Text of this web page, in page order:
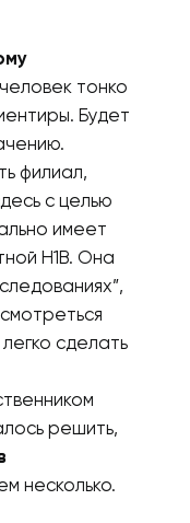
тонко
Будет
филиал,
с целью
имеет
Н1В. Она
сделать
решить,
несколько.